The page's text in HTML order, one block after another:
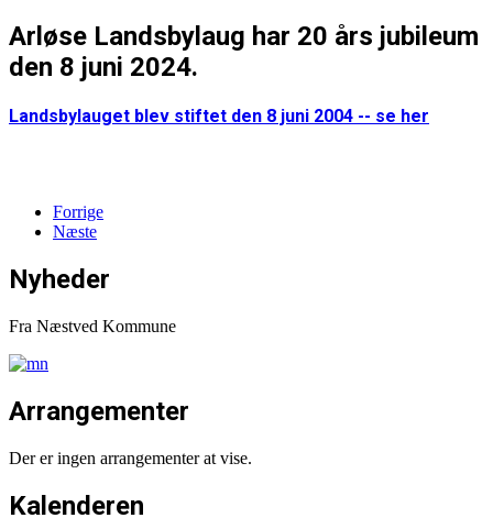
Arløse Landsbylaug har 20 års jubileum
den 8 juni 2024.
Landsbylauget blev stiftet den 8 juni 2004 -- se her
Forrige
Næste
Nyheder
Fra Næstved Kommune
Arrangementer
Der er ingen arrangementer at vise.
Kalenderen